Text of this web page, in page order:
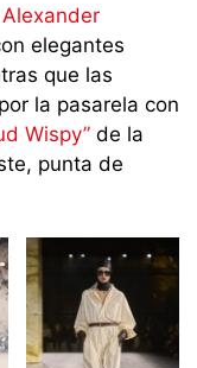
Alexander
elegantes
que las
la pasarela con
Wispy” de la
punta de